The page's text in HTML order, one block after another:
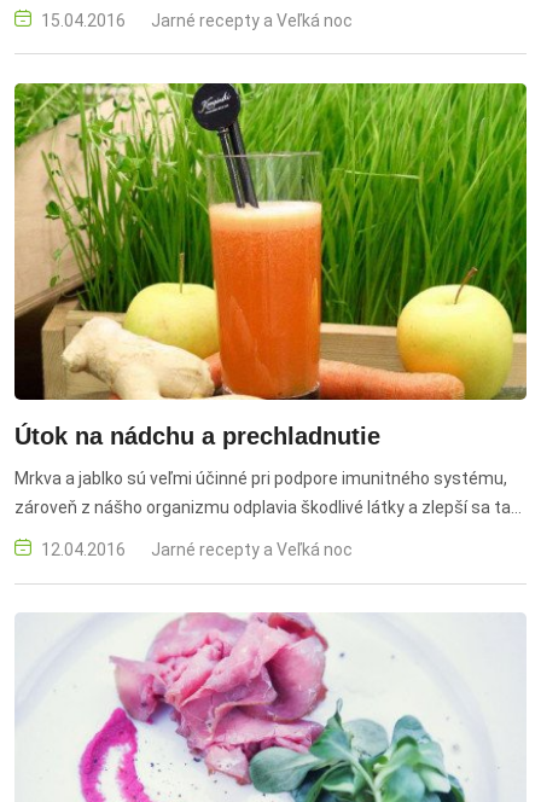
15.04.2016 Jarné recepty a Veľká noc
Útok na nádchu a prechladnutie
Mrkva a jablko sú veľmi účinné pri podpore imunitného systému,
zároveň z nášho organizmu odplavia škodlivé látky a zlepší sa tak
stav našej pleti. nádcha, prechladnutie, jablko, mrkva, limetka,
12.04.2016 Jarné recepty a Veľká noc